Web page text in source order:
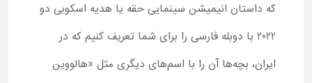
که داستان انیمیشن سینمایی حقه یا هدیه اسکوبی دو
2022 با دوبله فارسی را برای شما تعریف کنیم که در
ایران، بچه‌ها آن را با اسم‌های دیگری مثل «هالووین